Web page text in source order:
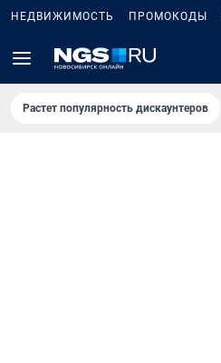
НЕДВИЖИМОСТЬ ПРОМОКОДЫ
Растет популярность дискаунтеров